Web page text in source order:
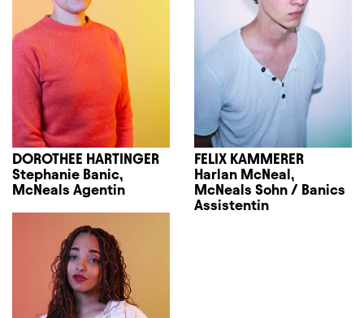
DOROTHEE HARTINGER
Stephanie Banic,
McNeals Agentin
FELIX KAMMERER
Harlan McNeal,
McNeals Sohn / Banics
Assistentin